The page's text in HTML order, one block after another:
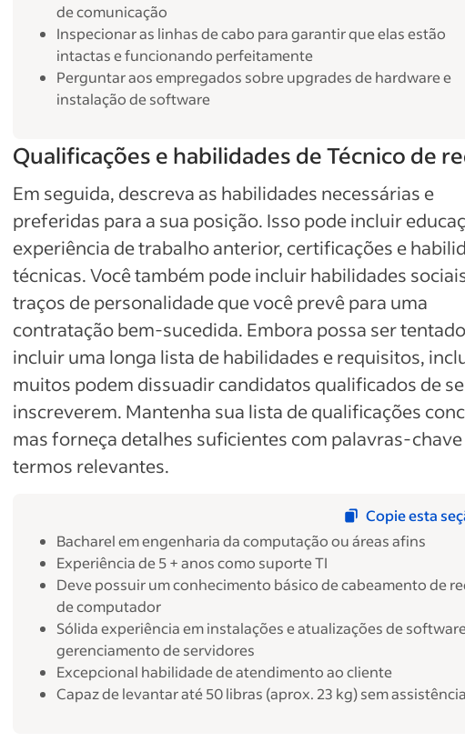
de comunicação
Inspecionar as linhas de cabo para garantir que elas estão
intactas e funcionando perfeitamente
Perguntar aos empregados sobre upgrades de hardware e
instalação de software
Qualificações e habilidades de Técnico de
Em seguida, descreva as habilidades necessárias e
preferidas para a sua posição. Isso pode incluir
experiência de trabalho anterior, certificações e
técnicas. Você também pode incluir habilidades
traços de personalidade que você prevê para uma
contratação bem-sucedida. Embora possa ser
incluir uma longa lista de habilidades e requisitos,
muitos podem dissuadir candidatos qualificados de se
inscreverem. Mantenha sua lista de qualificações
mas forneça detalhes suficientes com palavras-chave
termos relevantes.
Copie esta
Bacharel em engenharia da computação ou áreas afins
Experiência de 5 + anos como suporte TI
Deve possuir um conhecimento básico de cabeamento de
de computador
Sólida experiência em instalações e atualizações de
gerenciamento de servidores
Excepcional habilidade de atendimento ao cliente
Capaz de levantar até 50 libras (aprox. 23 kg) sem assistência